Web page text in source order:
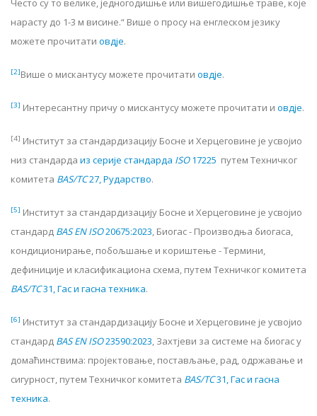
Често су то велике, једногодишње или вишегодишње траве, које
нарасту до 1-3 м висине.“ Више о просу на енглеском језику
можете прочитати овд‌је.
[2]Више о мискантусу можете прочитати овдје.
[3] Интересантну причу о мискантусу можете прочитати и овдје.
[4] Институт за стандардизацију Босне и Херцеговине је усвојио
низ стандарда из серије стандарда ISO17225 путем Техничког
комитета BAS/TC27,Рударство.
[5] Институт за стандардизацију Босне и Херцеговине је усвојио
стандард BAS EN ISO20675:2023, Биогас - Производња биогаса,
кондиционирање, побољшање и кориштење - Термини,
дефиниције и класификациона схема, путем Техничког комитета
BAS/TC31, Гас и гасна техника.
[6] Институт за стандардизацију Босне и Херцеговине је усвојио
стандард BAS EN ISO23590:2023, Захтјеви за системе на биогас у
домаћинствима: пројектовање, постављање, рад, одржавање и
сигурност, путем Техничког комитета BAS/TC31, Гас и гасна
техника.